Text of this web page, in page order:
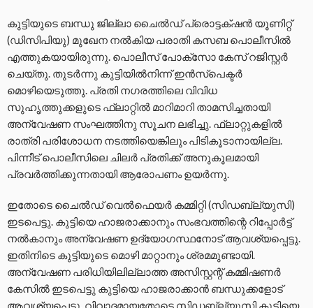
കുട്ടിയുടെ ബന്ധു ജില്ലാ ചൈൽഡ് പ്രൊട്ടക്‌ഷൻ യൂണിറ്റ്
(ഡിസിപിയു) മുഖേന നൽകിയ പരാതി കസബ പൊലീസിൽ
എത്തുകയായിരുന്നു. പൊലീസ് പോക്സോ കേസ് റജിസ്റ്റർ
ചെയ്തു. തുടർന്നു കുട്ടിയിൽനിന്ന് ഇൻസ്പെക്ടർ
മൊഴിയെടുത്തു. പ്രതി നഗരത്തിലെ വിവിധ
സുഹൃത്തുക്കളുടെ ഫ്ലാറ്റിൽ മാറിമാറി താമസിച്ചതായി
അന്വേഷണ സംഘത്തിനു സൂചന ലഭിച്ചു. ഫ്ലാറ്റുകളിൽ
രാത്രി പരിശോധന നടത്തിയെങ്കിലും പിടികൂടാനായില്ല.
പിന്നീട് പൊലീസിലെ ചിലർ പ്രതിക്ക് അനുകൂലമായി
പ്രവർത്തിക്കുന്നതായി ആരോപണം ഉയർന്നു.
ഇതോടെ ചൈൽഡ് വെൽഫെയർ കമ്മിറ്റി (സിഡബ്ല്യുസി)
ഇടപെട്ടു. കുട്ടിയെ ഹാജരാക്കാനും സംഭവത്തിന്റെ റിപ്പോർട്ട്
നൽകാനും അന്വേഷണ ഉദ്യോഗസ്ഥനോട് ആവശ്യപ്പെട്ടു.
ഇതിനിടെ കുട്ടിയുടെ മൊഴി മാറ്റാനും ശ്രമമുണ്ടായി.
അന്വേഷണ പരിധിയിലില്ലാത്ത അസിസ്റ്റന്റ് കമ്മിഷണർ
കേസിൽ ഇടപെട്ടു കുട്ടിയെ ഹാജരാക്കാൻ ബന്ധുക്കളോട്
ആവശ്യപ്പെട്ടു. വിവാദമായതോടെ സിഡബ്ല്യുസി കുട്ടിയെ